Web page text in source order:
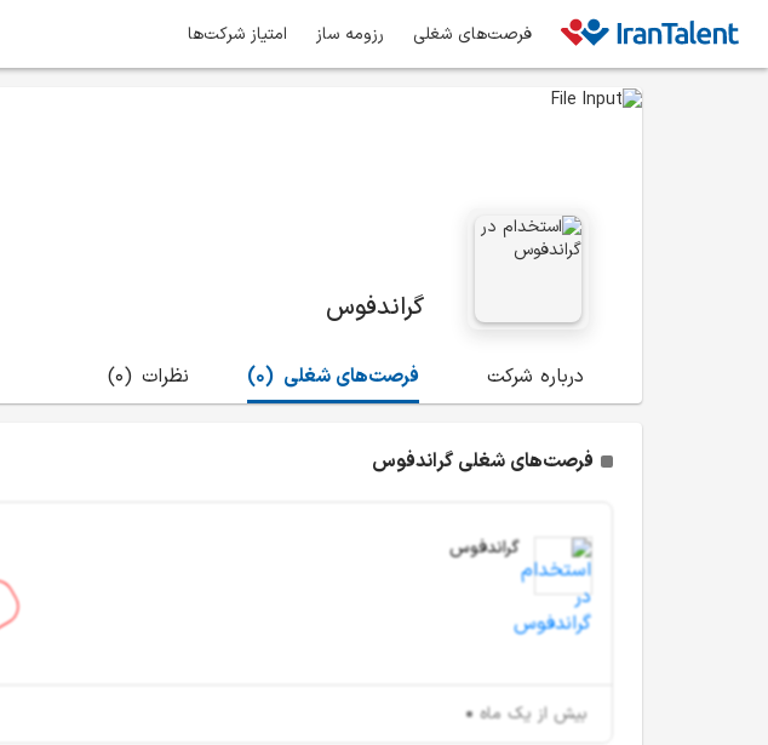
فرصت‌های شغلی رزومه ساز امتیاز شرکت‌ها
گراندفوس
درباره شرکت (0) فرصت‌های شغلی (0) نظرات
فرصت‌های شغلی گراندفوس
گراندفوس
بیش از یک ماه